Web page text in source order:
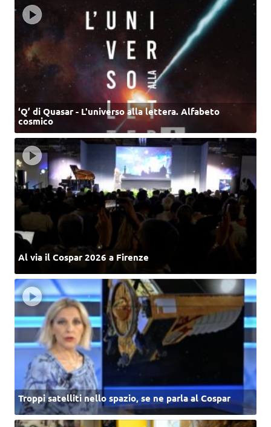
‘Q’ di Quasar - L'universo alla lettera. Alfabeto
cosmico
Al via il Cospar 2026 a Firenze
Troppi satelliti nello spazio, se ne parla al Cospar